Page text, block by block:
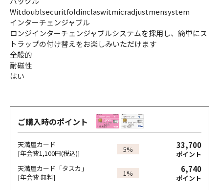
Witdoublsecuritfoldinclaswitmicradjustmensystem
インターチェンジャブル
ロンジインターチェンジャブルシステムを採用し、簡単にス
トラップの付け替えをお楽しみいただけます
全般的
耐磁性
はい
ご購入時のポイント
天満屋カード
[年会費1,100円(税込)]
5% 33,700
ポイント
天満屋カード「タスカ」
[年会費 無料]
1% 6,740
ポイント